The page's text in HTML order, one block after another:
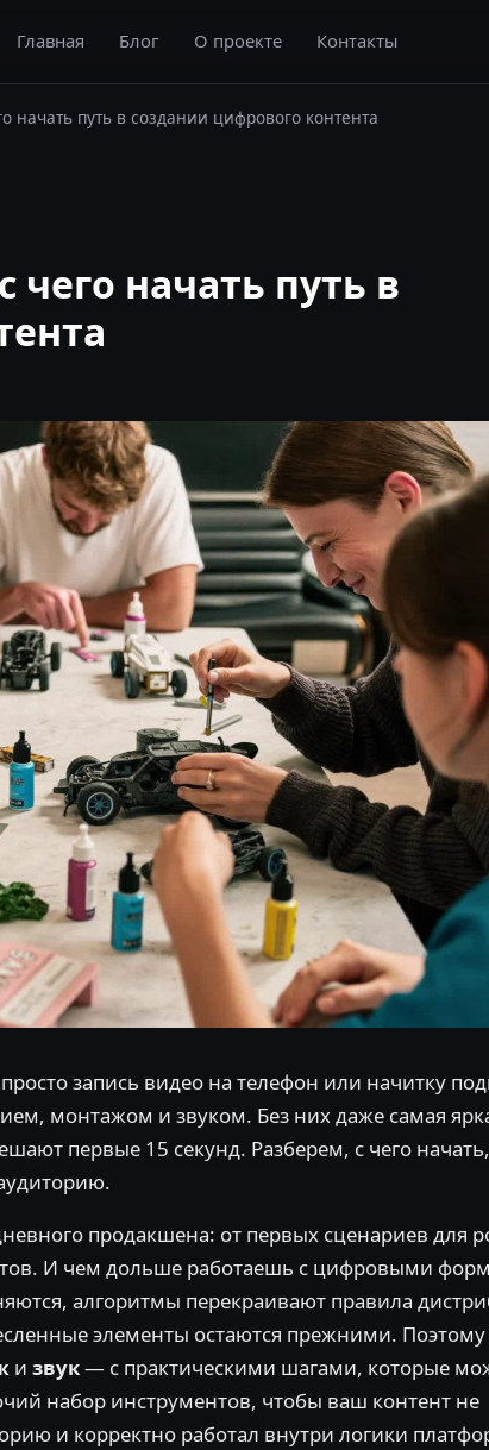
Главная Блог О проекте Контакты
начать путь в создании цифрового контента
начать путь в
запись видео на телефон или начитку
монтажом и звуком. Без них даже самая
первые 15 секунд. Разберем, с чего
продакшена: от первых сценариев для
И чем дольше работаешь с цифровыми
алгоритмы перекраивают правила
элементы остаются прежними. Поэтому
и звук— с практическими шагами, которые
набор инструментов, чтобы ваш контент не
и корректно работал внутри логики